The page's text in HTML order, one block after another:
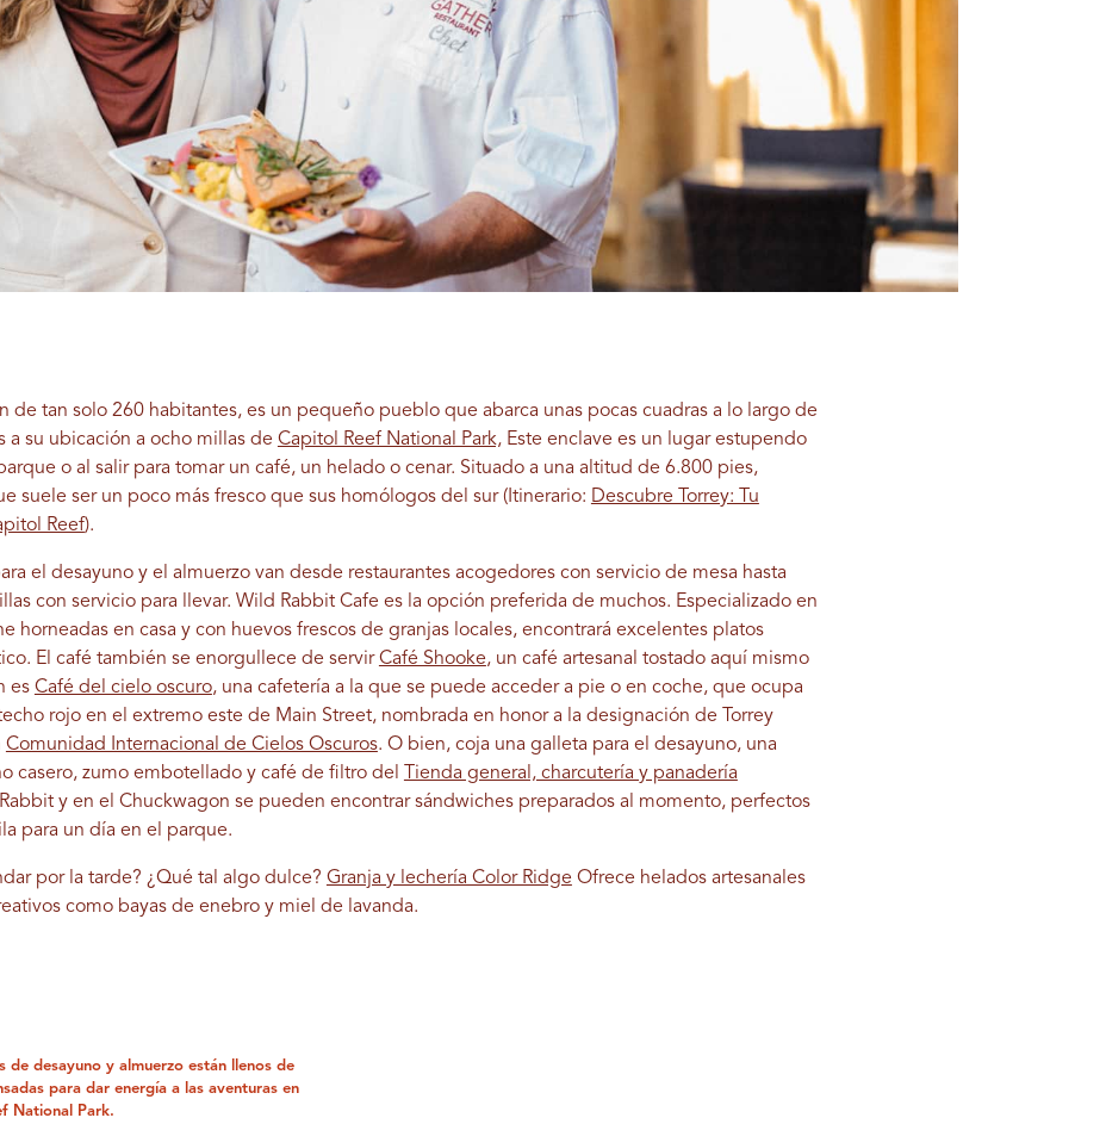
de tan solo 260 habitantes, es un pequeño pueblo que abarca unas pocas cuadras a lo largo de
a su ubicación a ocho millas de Capitol Reef National Park,Este enclave es un lugar estupendo
o al salir para tomar un café, un helado o cenar. Situado a una altitud de 6.800 pies,
suele ser un poco más fresco que sus homólogos del sur (Itinerario: Descubre Torrey: Tu
Reef).
el desayuno y el almuerzo van desde restaurantes acogedores con servicio de mesa hasta
con servicio para llevar. Wild Rabbit Cafe es la opción preferida de muchos. Especializado en
horneadas en casa y con huevos frescos de granjas locales, encontrará excelentes platos
El café también se enorgullece de servirCafé Shooke, un café artesanal tostado aquí mismo
es Café del cielo oscuro, una cafetería a la que se puede acceder a pie o en coche, que ocupa
rojo en el extremo este de Main Street, nombrada en honor a la designación de Torrey
Comunidad Internacional de Cielos Oscuros. O bien, coja una galleta para el desayuno, una
casero, zumo embotellado y café de filtro del
Tienda general, charcutería y panadería
y en el Chuckwagon se pueden encontrar sándwiches preparados al momento, perfectos
para un día en el parque.
por la tarde? ¿Qué tal algo dulce? Granja y lechería Color Ridge Ofrece helados artesanales
como bayas de enebro y miel de lavanda.
de desayuno y almuerzo están llenos de
para dar energía a las aventuras en
National Park.